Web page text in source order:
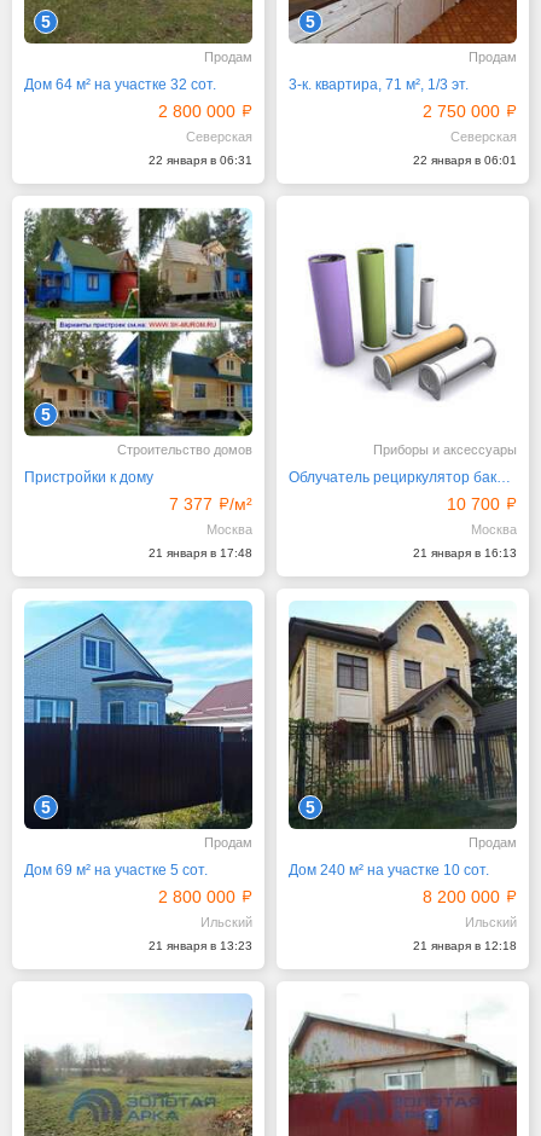
5
Продам
Дом 64 м² на участке 32 сот.
2 800 000
Северская
22 января в 06:31
5
Продам
3-к. квартира, 71 м², 1/3 эт.
2 750 000
Северская
22 января в 06:01
5
Строительство домов
Пристройки к дому
7 377 /м²
Москва
21 января в 17:48
Приборы и аксессуары
Облучатель рециркулятор бактерицидный
10 700
Москва
21 января в 16:13
5
Продам
Дом 69 м² на участке 5 сот.
2 800 000
Ильский
21 января в 13:23
5
Продам
Дом 240 м² на участке 10 сот.
8 200 000
Ильский
21 января в 12:18